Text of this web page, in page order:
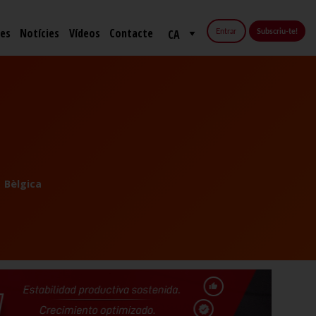
Entrar Subscriu-te!
Notícies Vídeos Contacte
Bèlgica